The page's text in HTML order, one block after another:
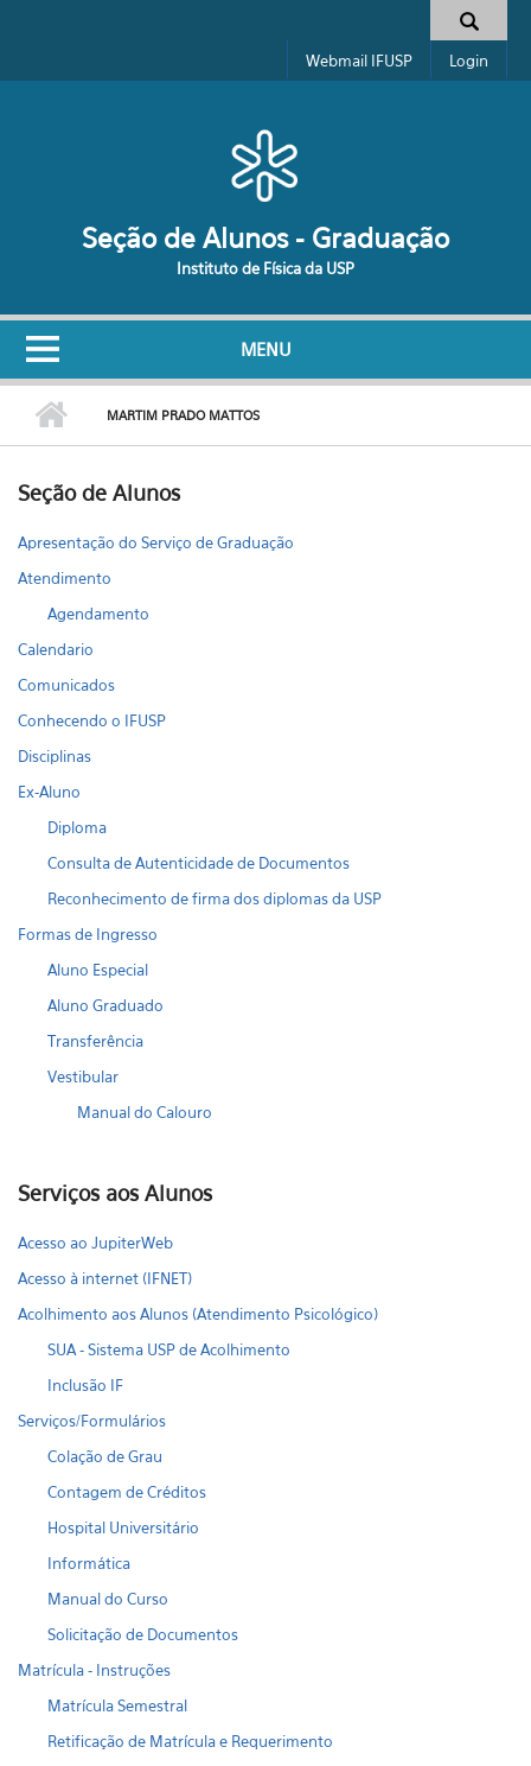
Formulário de busca
Webmail IFUSP Login
Seção de Alunos - Graduação
Instituto de Física da USP
MENU
MARTIM PRADO MATTOS
Seção de Alunos
Apresentação do Serviço de Graduação
Atendimento
Agendamento
Calendario
Comunicados
Conhecendo o IFUSP
Disciplinas
Ex-Aluno
Diploma
Consulta de Autenticidade de Documentos
Reconhecimento de firma dos diplomas da USP
Formas de Ingresso
Aluno Especial
Aluno Graduado
Transferência
Vestibular
Manual do Calouro
Serviços aos Alunos
Acesso ao JupiterWeb
Acesso à internet (IFNET)
Acolhimento aos Alunos (Atendimento Psicológico)
SUA - Sistema USP de Acolhimento
Inclusão IF
Serviços/Formulários
Colação de Grau
Contagem de Créditos
Hospital Universitário
Informática
Manual do Curso
Solicitação de Documentos
Matrícula - Instruções
Matrícula Semestral
Retificação de Matrícula e Requerimento